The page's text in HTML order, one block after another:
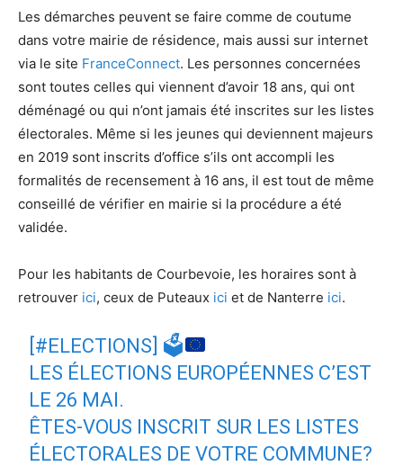
Les démarches peuvent se faire comme de coutume
dans votre mairie de résidence, mais aussi sur internet
via le site FranceConnect. Les personnes concernées
sont toutes celles qui viennent d’avoir 18 ans, qui ont
déménagé ou qui n’ont jamais été inscrites sur les listes
électorales. Même si les jeunes qui deviennent majeurs
en 2019 sont inscrits d’office s’ils ont accompli les
formalités de recensement à 16 ans, il est tout de même
conseillé de vérifier en mairie si la procédure a été
validée.
Pour les habitants de Courbevoie, les horaires sont à
retrouver ici, ceux de Puteaux ici et de Nanterre ici.
#ELECTIONS ] 🗳
LES ÉLECTIONS EUROPÉENNES C’EST
LE 26 MAI.
ÊTES-VOUS INSCRIT SUR LES LISTES
ÉLECTORALES DE VOTRE COMMUNE?